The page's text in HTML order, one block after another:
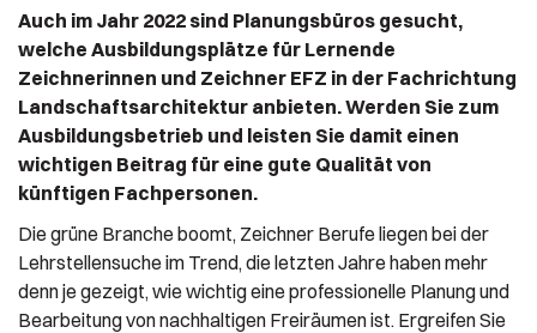
Auch im Jahr 2022 sind Planungsbüros gesucht,
welche Ausbildungsplätze für Lernende
Zeichnerinnen und Zeichner EFZ in der Fachrichtung
Landschaftsarchitektur anbieten. Werden Sie zum
Ausbildungsbetrieb und leisten Sie damit einen
wichtigen Beitrag für eine gute Qualität von
künftigen Fachpersonen.
Die grüne Branche boomt, Zeichner Berufe liegen bei der
Lehrstellensuche im Trend, die letzten Jahre haben mehr
denn je gezeigt, wie wichtig eine professionelle Planung und
Bearbeitung von nachhaltigen Freiräumen ist. Ergreifen Sie